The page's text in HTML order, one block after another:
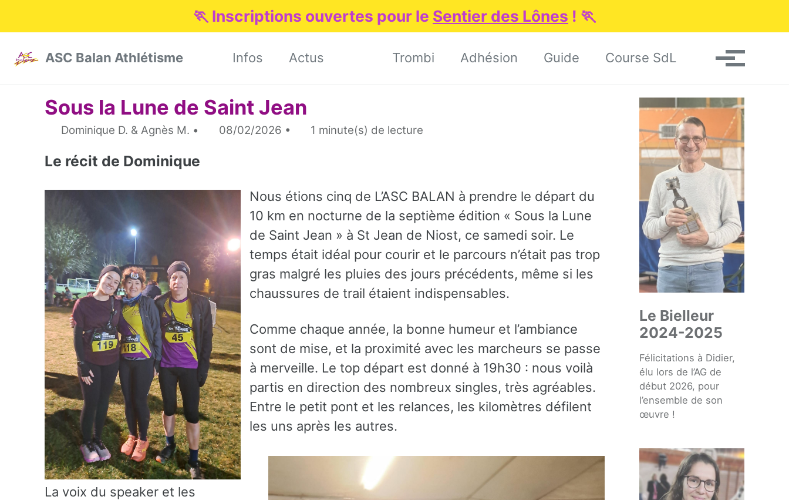
🏃 Inscriptions ouvertes pour le Sentier des Lônes ! 🏃
ASC Balan Athlétisme
Infos Actus Trombi Adhésion Guide Course SdL Toggle search
Menu
Le Bielleur
2024-2025
Félicitations à Didier,
élu lors de l’AG de
début 2026, pour
l’ensemble de son
œuvre !
Sous la Lune de Saint Jean
Dominique D. & Agnès M. 08/02/2026 1 minute(s) de lecture
Le récit de Dominique
Nous étions cinq de L’ASC BALAN à prendre le départ du
10 km en nocturne de la septième édition « Sous la Lune
de Saint Jean » à St Jean de Niost, ce samedi soir. Le
temps était idéal pour courir et le parcours n’était pas trop
gras malgré les pluies des jours précédents, même si les
chaussures de trail étaient indispensables.
Comme chaque année, la bonne humeur et l’ambiance
sont de mise, et la proximité avec les marcheurs se passe
à merveille. Le top départ est donné à 19h30 : nous voilà
partis en direction des nombreux singles, très agréables.
Entre le petit pont et les relances, les kilomètres défilent
les uns après les autres.
La voix du speaker et les